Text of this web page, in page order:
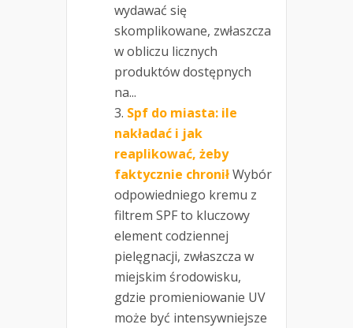
wydawać się
skomplikowane, zwłaszcza
w obliczu licznych
produktów dostępnych
na...
Spf do miasta: ile
nakładać i jak
reaplikować, żeby
faktycznie chroniłWybór
odpowiedniego kremu z
filtrem SPF to kluczowy
element codziennej
pielęgnacji, zwłaszcza w
miejskim środowisku,
gdzie promieniowanie UV
może być intensywniejsze